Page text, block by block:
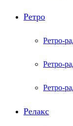
Ретро
Ретро-
Ретро-
Ретро-
Релакс